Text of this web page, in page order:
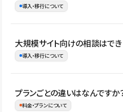
ォリオなど幅広く制作できます。
導入・移行について
はい。既存サイトの構成やコンテン
Studio上に再構築する形で移行で
イト全体のデザインや設定がそのま
め、移行後にページ構成やデザイン
大規模サイト向けの相談はでき
導入・移行について
はい。アクセス規模が大きいサイト
理、セキュリティ確認、既存シス
プランごとの違いはなんですか
料金・プランについて